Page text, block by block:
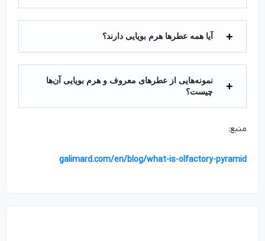
آیا همه عطرها هرم بویایی دارند؟
نمونه‌هایی از عطرهای معروف و هرم بویایی آن‌ها
چیست؟
منبع:
galimard.com/en/blog/what-is-olfactory-pyramid